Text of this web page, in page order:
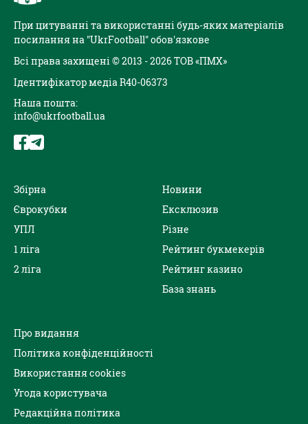
При цитуванні та використанні будь-яких матеріалів
посилання на "UkrFootball" обов'язкове
Всі права захищені © 2013 - 2026 ТОВ «ПМХ»
Ідентифікатор медіа R40-06373
Наша пошта:
info@ukrfootball.ua
Збірна
Єврокубки
УПЛ
1 ліга
2 ліга
Новини
Ексклюзив
Різне
Рейтинг букмекерів
Рейтинг казино
База знань
Про видання
Політика конфіденційності
Використання cookies
Угода користувача
Редакційна політика